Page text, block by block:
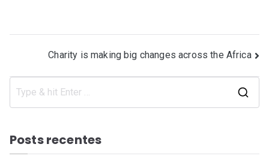
Navegação
de
Post
Charity is making big changes across the Africa
Posts recentes